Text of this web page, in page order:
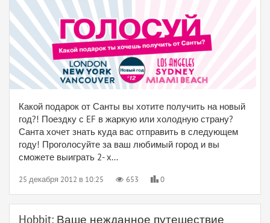
Какой подарок от Санты вы хотите получить на новый
год?! Поездку с EF в жаркую или холодную страну?
Санта хочет знать куда вас отправить в следующем
году! Проголосуйте за ваш любимый город и вы
сможете выиграть 2- х...
25 декабря 2012 в 10:25 653 0
Hobbit: Ваше нежданное путешествие